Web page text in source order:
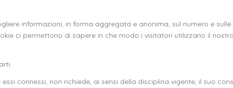
informazioni, in forma aggregata e anonima, sul numero e
ci permettono di sapere in che modo i visitatori utilizzano il
connessi, non richiede, ai sensi della disciplina vigente, il suo